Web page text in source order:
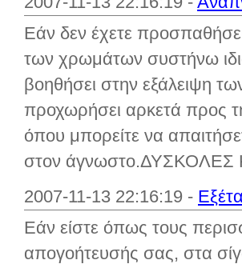
Εάν δεν έχετε
των χρωμάτων συστήνω
βοηθήσει στην εξάλειψη
προχωρήσει αρκετά προς
όπου μπορείτε να
στον άγνωστο.ΔΥΣΚΟΛΕΣ
2007-11-13 22:16:19 -
Εάν είστε όπως τους
απογοήτευσής σας, στα